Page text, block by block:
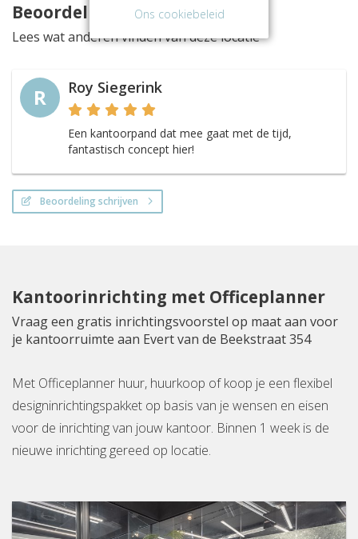
Beoordelingen
Lees wat anderen vinden van deze locatie
R Roy Siegerink
Een kantoorpand dat mee gaat met de tijd,
fantastisch concept hier!
Beoordeling schrijven
Kantoorinrichting met Officeplanner
Vraag een gratis inrichtingsvoorstel op maat aan voor
je kantoorruimte aan Evert van de Beekstraat 354
Met Officeplanner huur, huurkoop of koop je een flexibel
designinrichtingspakket op basis van je wensen en eisen
voor de inrichting van jouw kantoor. Binnen 1 week is de
nieuwe inrichting gereed op locatie.
Ons cookiebeleid